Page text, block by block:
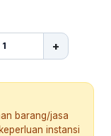
+
barang/jasa
instansi